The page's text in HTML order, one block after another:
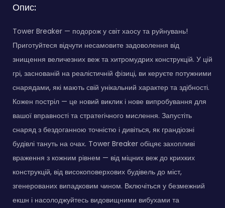
Опис:
Tower Breaker — подорож у світ хаосу та руйнувань!
Приготуйтеся відчути несамовите задоволення від
знищення величезних веж та хитромудрих конструкцій. У цій
грі, заснованій на реалістичній фізиці, ви керуєте потужними
снарядами, які мають свій унікальний характер та здібності.
Кожен постріл — це новий виклик і нове випробування для
вашої вправності та стратегічного мислення. Запустіть
снаряд з бездоганною точністю і дивіться, як грандіозні
будівлі тануть на очах. Tower Breaker обіцяє захопливі
враження з кожним рівнем — від міцних веж до крихких
конструкцій, від високоповерхових будівель до міст,
згенерованих випадковим чином. Включіться у безмежний
екшн і насолоджуйтесь видовищними вибухами та